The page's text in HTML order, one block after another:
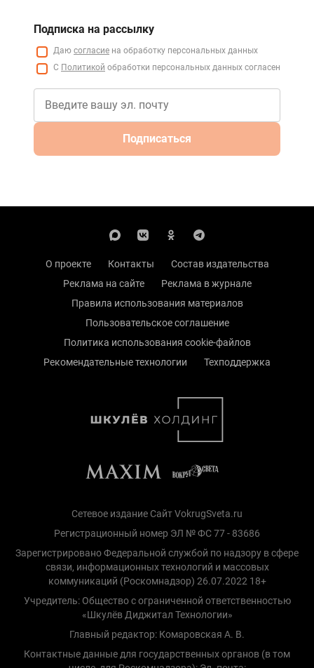
Подписка на рассылку
Даю согласие на обработку персональных данных
С Политикой обработки персональных данных согласен
Подписаться
О проекте Контакты
Состав издательства
Реклама на сайте
Реклама в журнале
Правила использования материалов
Пользовательское соглашение
Политика использования cookie-файлов
Рекомендательные технологии
Техподдержка
Сетевое издание Сайт VokrugSveta.ru
Регистрационный номер ЭЛ № ФС 77 - 83686
Зарегистрировано Федеральной службой по надзору в сфере
связи, информационных технологий и массовых
коммуникаций (Роскомнадзор) 26.07.2022 18+
Учредитель: Общество с ограниченной ответственностью
«Шкулёв Диджитал Технологии»
Главный редактор: Комаровская А. В.
Контактные данные для государственных органов (в том